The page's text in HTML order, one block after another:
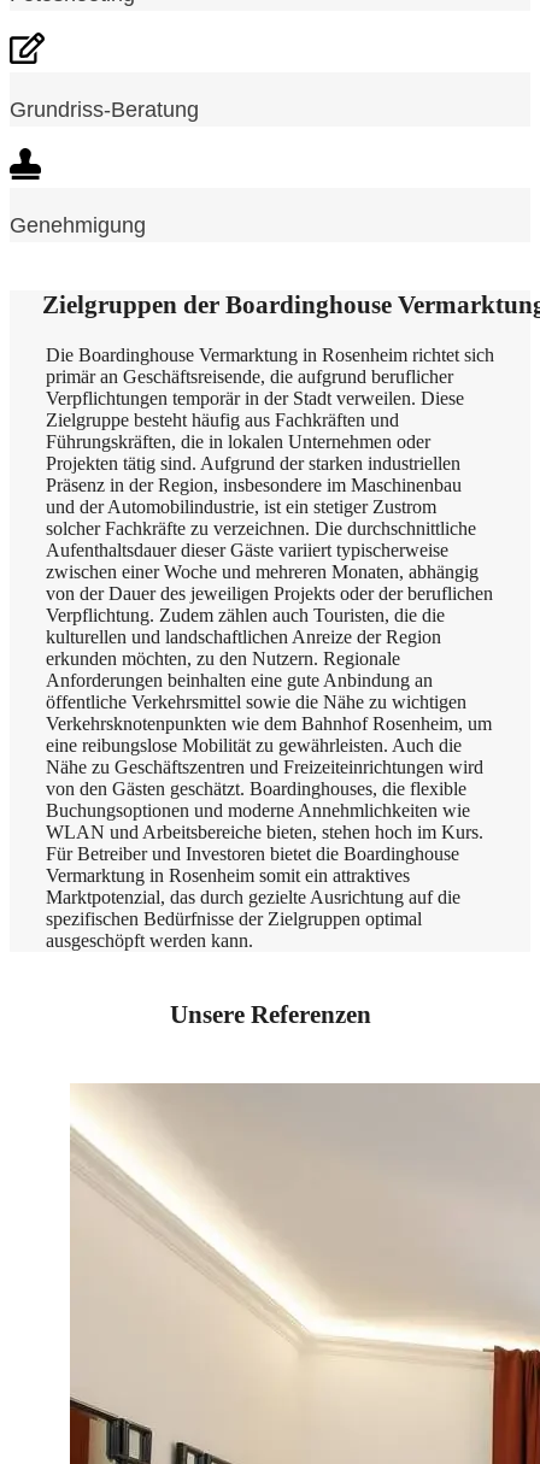
Grundriss-Beratung
Genehmigung
Zielgruppen der Boardinghouse
Die Boardinghouse Vermarktung in Rosenheim richtet sich
primär an Geschäftsreisende, die aufgrund beruflicher
Verpflichtungen temporär in der Stadt verweilen. Diese
Zielgruppe besteht häufig aus Fachkräften und
Führungskräften, die in lokalen Unternehmen oder
Projekten tätig sind. Aufgrund der starken industriellen
Präsenz in der Region, insbesondere im Maschinenbau
und der Automobilindustrie, ist ein stetiger Zustrom
solcher Fachkräfte zu verzeichnen. Die durchschnittliche
Aufenthaltsdauer dieser Gäste variiert typischerweise
zwischen einer Woche und mehreren Monaten, abhängig
von der Dauer des jeweiligen Projekts oder der beruflichen
Verpflichtung. Zudem zählen auch Touristen, die die
kulturellen und landschaftlichen Anreize der Region
erkunden möchten, zu den Nutzern. Regionale
Anforderungen beinhalten eine gute Anbindung an
öffentliche Verkehrsmittel sowie die Nähe zu wichtigen
Verkehrsknotenpunkten wie dem Bahnhof Rosenheim, um
eine reibungslose Mobilität zu gewährleisten. Auch die
Nähe zu Geschäftszentren und Freizeiteinrichtungen wird
von den Gästen geschätzt. Boardinghouses, die flexible
Buchungsoptionen und moderne Annehmlichkeiten wie
WLAN und Arbeitsbereiche bieten, stehen hoch im Kurs.
Für Betreiber und Investoren bietet die Boardinghouse
Vermarktung in Rosenheim somit ein attraktives
Marktpotenzial, das durch gezielte Ausrichtung auf die
spezifischen Bedürfnisse der Zielgruppen optimal
ausgeschöpft werden kann.
Unsere Referenzen